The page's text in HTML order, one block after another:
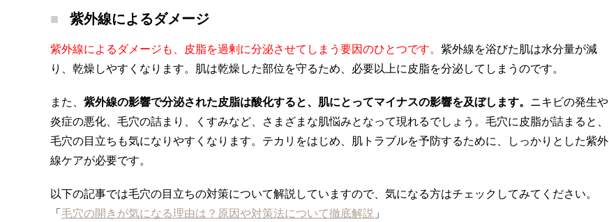
紫外線によるダメージ
紫外線によるダメージも、皮脂を過剰に分泌させてしまう要因のひとつです。 紫外線を浴びた肌は水分量が減
り、乾燥しやすくなります。肌は乾燥した部位を守るため、必要以上に皮脂を分泌してしまうのです。
また、 紫外線の影響で分泌された皮脂は酸化すると、肌にとってマイナスの影響を及ぼします。 ニキビの発生や
炎症の悪化、毛穴の詰まり、くすみなど、さまざまな肌悩みとなって現れるでしょう。毛穴に皮脂が詰まると、
毛穴の目立ちも気になりやすくなります。テカリをはじめ、肌トラブルを予防するために、しっかりとした紫外
線ケアが必要です。
以下の記事では毛穴の目立ちの対策について解説していますので、気になる方はチェックしてみてください。
「 毛穴の開きが気になる理由は？原因や対策法について徹底解説 」